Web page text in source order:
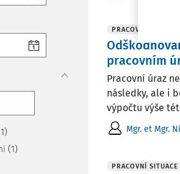
(1)
PRACOVNÍ SITUACE
pracovním
Pracovní úraz
následky, ale i
výpočtu výše
Mgr. et Mgr.
PRACOVNÍ SITUACE